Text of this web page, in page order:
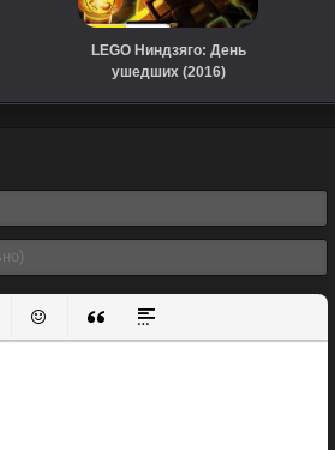
LEGO Ниндзяго: День
ушедших (2016)
Вставить смайлик
Вставка цитаты
Вставка спойлера